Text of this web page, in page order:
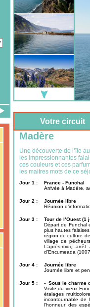
Votre circuit
Madère
Une découverte de l’île
les impressionnantes
ces couleurs et ces
les maitres mots de ce
Jour 1 :
France - Funchal
Arrivée à Madère,
Jour 2 :
Journée libre
Réunion
Jour 3 :
Tour de l’Ouest (1
Départ de Funchal
plus hautes
région de culture
village de
L’après-midi,
d’Encumeada
Jour 4 :
Journée libre
Journée libre et
Jour 5 :
« Sous le charme
Visite du vieux
étalages
incontournable de
l’honneur des